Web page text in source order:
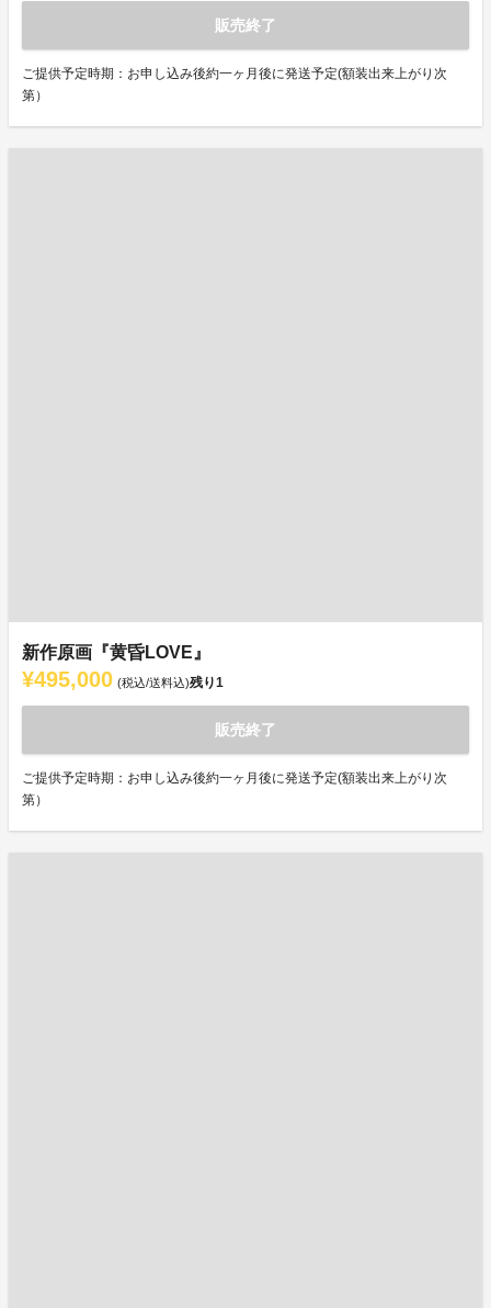
販売終了
ご提供予定時期：お申し込み後約一ヶ月後に発送予定(額装出来上がり次
第）
新作原画『黄昏LOVE』
¥495,000 (税込/送料込)残り1
販売終了
ご提供予定時期：お申し込み後約一ヶ月後に発送予定(額装出来上がり次
第）